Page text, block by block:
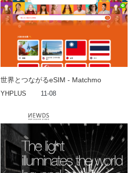
世界とつながるeSIM - Matchmo
YHPLUS 11-08